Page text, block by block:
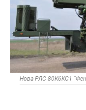
Нова РЛС 80К6КС1